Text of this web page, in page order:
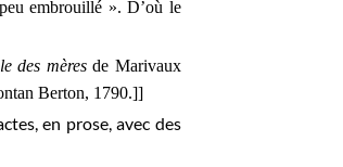
embrouillé ». D’où le
des mèresde Marivaux
Berton, 1790.]]
en prose, avec des